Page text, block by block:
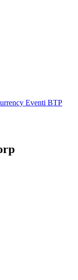
Eventi BTP